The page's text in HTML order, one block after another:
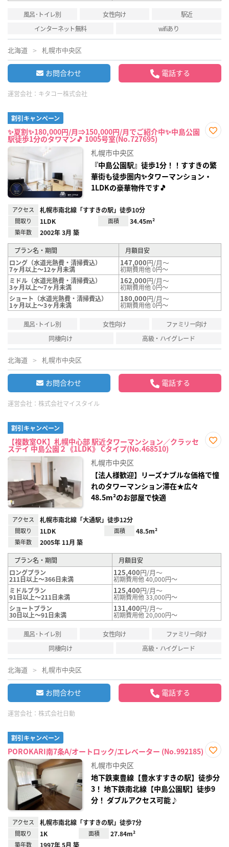
風呂･トイレ別 女性向け
駅近
インターネット無料
wifiあり
北海道 札幌市中央区
お問合わせ 電話する
運営会社： キタコー株式会社
割引キャンペーン
✨夏割✨180,000円/月⇒150,000円/月でご紹介中✨中島公園
駅徒歩1分のタワマン🎵 1005号室(No.727695)
録
札幌市中央区
『中島公園駅』徒歩1分！！すすきの繁
華街も徒歩圏内✨タワーマンション・
1LDKの豪華物件です🎵
アクセス 札幌市南北線「すすきの駅」徒歩10分
間取り 1LDK 面積 34.45m²
築年数 2002年 3月 築
プラン名・期間
月額目安
ロング（水道光熱費・清掃費込）
7ヶ月以上～12ヶ月未満
147,000円/月～
初期費用他 0円～
ミドル（水道光熱費・清掃費込）
3ヶ月以上～7ヶ月未満
162,000円/月～
初期費用他 0円～
ショート（水道光熱費・清掃費込）
1ヶ月以上～3ヶ月未満
180,000円/月～
初期費用他 0円～
風呂･トイレ別 女性向け
ファミリー向け
同棲向け
高級・ハイグレード
北海道 札幌市中央区
お問合わせ 電話する
運営会社： 株式会社マイスタイル
割引キャンペーン
【複数室OK】札幌中心部 駅近タワーマンション／クラッセ
ステイ 中島公園２《1LDK》 Cタイプ(No.468510)
録
札幌市中央区
【法人様歓迎】リーズナブルな価格で憧
れのタワーマンション滞在★広々
48.5m²のお部屋で快適
アクセス 札幌市南北線「大通駅」徒歩12分
間取り 1LDK 面積 48.5m²
築年数 2005年 11月 築
プラン名・期間
月額目安
ロングプラン
211日以上～366日未満
125,400円/月～
初期費用他 40,000円～
ミドルプラン
91日以上～211日未満
125,400円/月～
初期費用他 33,000円～
ショートプラン
30日以上～91日未満
131,400円/月～
初期費用他 20,000円～
風呂･トイレ別 女性向け
ファミリー向け
同棲向け
高級・ハイグレード
北海道 札幌市中央区
お問合わせ 電話する
運営会社： 株式会社日動
割引キャンペーン
POROKARI南7条A/オートロック/エレベーター (No.992185)
り登
録
札幌市中央区
地下鉄東豊線【豊水すすきの駅】徒歩分
3！ 地下鉄南北線【中島公園駅】徒歩9
分！ ダブルアクセス可能♪
アクセス 札幌市南北線「すすきの駅」徒歩7分
間取り 1K 面積 27.84m²
築年数 1997年 5月 築